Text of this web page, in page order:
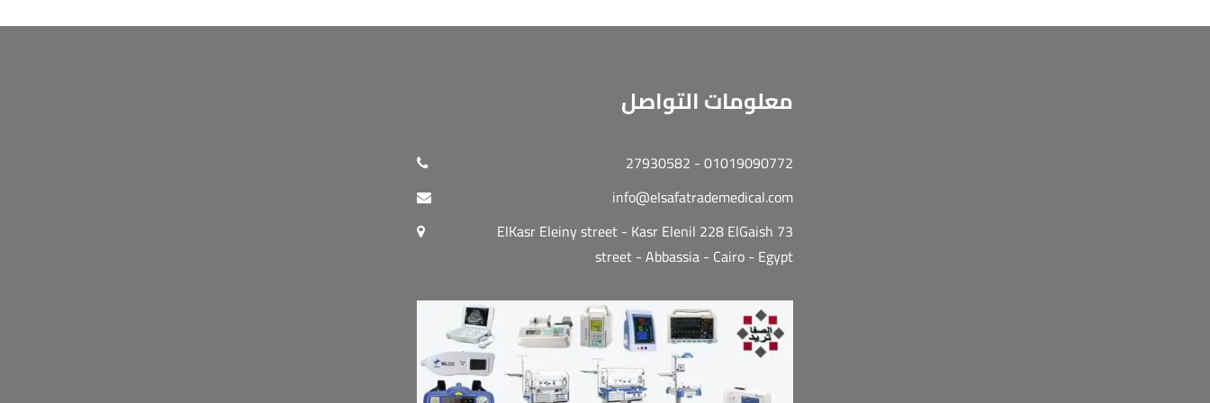
معلومات التواصل
01019090772 - 27930582
info@elsafatrademedical.com
73 ElKasr Eleiny street - Kasr Elenil 228 ElGaish
street - Abbassia - Cairo - Egypt